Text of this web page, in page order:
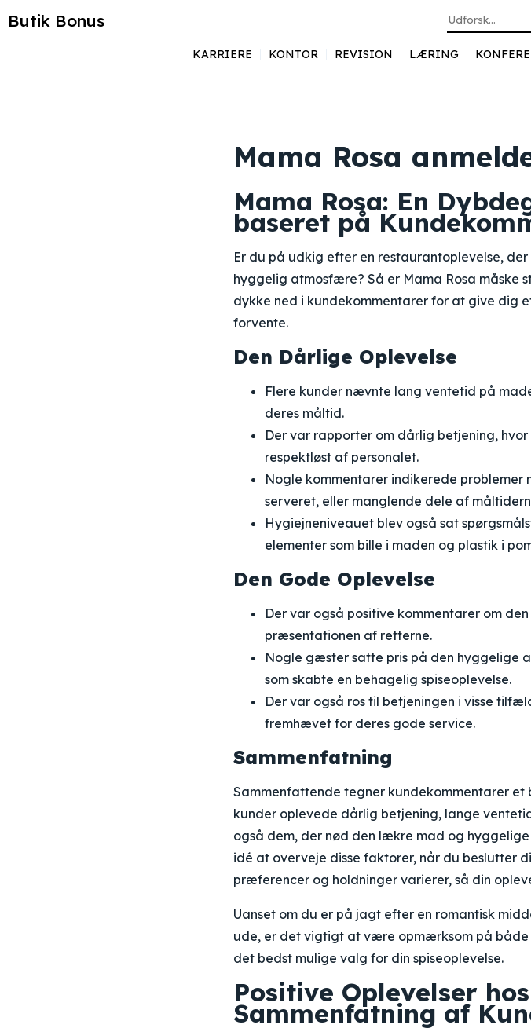
Butik Bonus
KARRIERE KONTOR REVISION LÆRING
Mama Rosa
Mama Rosa: En
baseret på
Er du på udkig efter en restaurantoplevelse,
hyggelig atmosfære? Så er Mama Rosa måske
dykke ned i kundekommentarer for at give dig
forvente.
Den Dårlige Oplevelse
Flere kunder nævnte lang ventetid på
deres måltid.
Der var rapporter om dårlig betjening,
respektløst af personalet.
Nogle kommentarer indikerede
serveret, eller manglende dele af
Hygiejneniveauet blev også sat
elementer som bille i maden og plastik i
Den Gode Oplevelse
Der var også positive kommentarer om
præsentationen af retterne.
Nogle gæster satte pris på den hyggelige
som skabte en behagelig spiseoplevelse.
Der var også ros til betjeningen i visse
fremhævet for deres gode service.
Sammenfatning
Sammenfattende tegner kundekommentarer et
kunder oplevede dårlig betjening, lange
også dem, der nød den lækre mad og
idé at overveje disse faktorer, når du beslutter
præferencer og holdninger varierer, så din
Uanset om du er på jagt efter en romantisk
ude, er det vigtigt at være opmærksom på
det bedst mulige valg for din spiseoplevelse.
Positive Oplevelser
Sammenfatning af